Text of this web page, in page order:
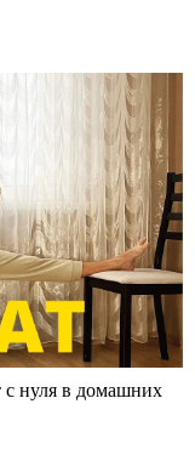
с нуля в домашних